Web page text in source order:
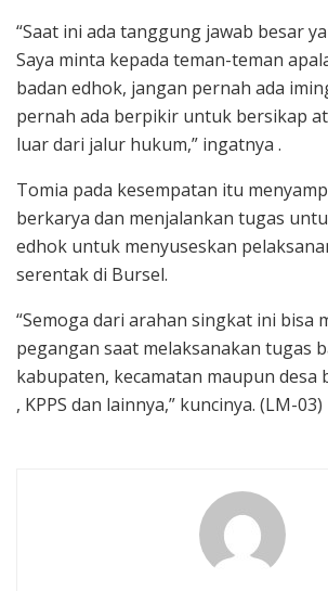
“Saat ini ada tanggung jawab besar
Saya minta kepada teman-teman
badan edhok, jangan pernah ada
pernah ada berpikir untuk bersikap
luar dari jalur hukum,” ingatnya .
Tomia pada kesempatan itu
berkarya dan menjalankan tugas
edhok untuk menyuseskan
serentak di Bursel.
“Semoga dari arahan singkat ini bisa
pegangan saat melaksanakan tugas
kabupaten, kecamatan maupun desa
, KPPS dan lainnya,” kuncinya. (LM-03)